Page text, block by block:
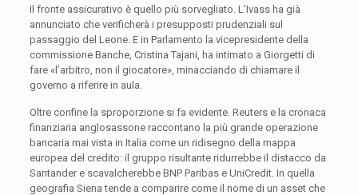
Il fronte assicurativo è quello più sorvegliato. L’Ivass ha già
annunciato che verificherà i presupposti prudenziali sul
passaggio del Leone. E in Parlamento la vicepresidente della
commissione Banche, Cristina Tajani, ha intimato a Giorgetti di
fare «l’arbitro, non il giocatore», minacciando di chiamare il
governo a riferire in aula.
Oltre confine la sproporzione si fa evidente. Reuters e la cronaca
finanziaria anglosassone raccontano la più grande operazione
bancaria mai vista in Italia come un ridisegno della mappa
europea del credito: il gruppo risultante ridurrebbe il distacco da
Santander e scavalcherebbe BNP Paribas e UniCredit. In quella
geografia Siena tende a comparire come il nome di un asset che